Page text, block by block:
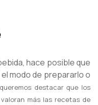
hace posible que
modo de prepararlo o
queremos destacar que los
más las recetas de